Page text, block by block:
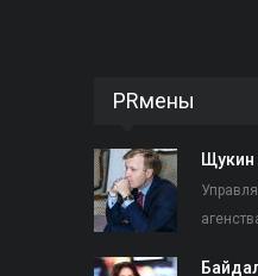
PRмены
Щукин